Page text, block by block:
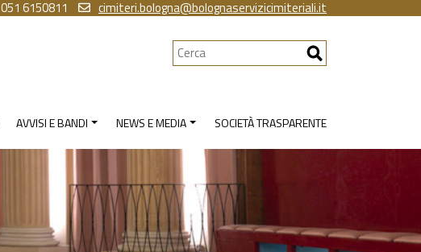
051 6150811 cimiteri.bologna@bolognaservizicimiteriali.it
Cerca
AVVISI E BANDI NEWS E MEDIA SOCIETÀ TRASPARENTE